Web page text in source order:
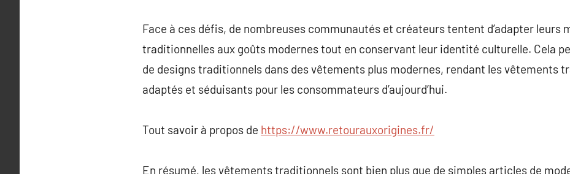
Face à ces défis, de nombreuses communautés et créateurs tentent d’adapter leurs
traditionnelles aux goûts modernes tout en conservant leur identité culturelle. Cela
de designs traditionnels dans des vêtements plus modernes, rendant les vêtements
adaptés et séduisants pour les consommateurs d’aujourd’hui.
Tout savoir à propos de https://www.retourauxorigines.fr/
En résumé, les vêtements traditionnels sont bien plus que de simples articles de